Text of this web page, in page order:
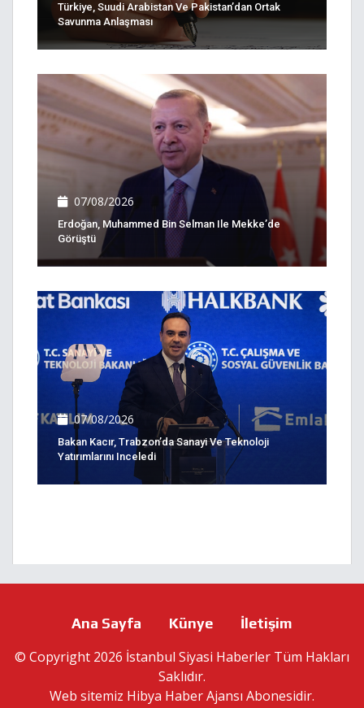
Türkiye, Suudi Arabistan Ve Pakistan’dan Ortak
Savunma Anlaşması
07/08/2026
Erdoğan, Muhammed Bin Selman Ile Mekke’de
Görüştü
07/08/2026
Bakan Kacır, Trabzon’da Sanayi Ve Teknoloji
Yatırımlarını Inceledi
Ana Sayfa Künye İletişim
© Copyright 2026 İstanbul Siyasi Haberler Tüm Hakları
Saklıdır.
Web sitemiz Hibya Haber Ajansı Abonesidir.